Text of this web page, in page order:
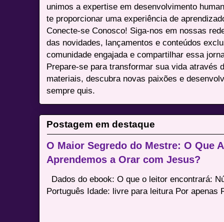
unimos a expertise em desenvolvimento
te proporcionar uma experiência de
Conecte-se Conosco! Siga-nos em nossas
das novidades, lançamentos e conteúdos
comunidade engajada e compartilhar essa
Prepare-se para transformar sua vida através
materiais, descubra novas paixões e
sempre quis.
Postagem em destaque
O Maior Segredo do Mestre: O Que
Aprendemos a Orar com Jesus?
Dados do ebook: O que o leitor encontrará:
Português Idade: livre para leitura Por apenas